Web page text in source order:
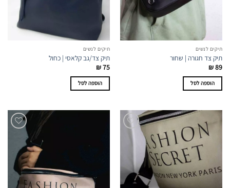
תיקים לנשים
תיק צד חגורה | שחור
₪89
הוספה לסל
תיקים לנשים
תיק צד/גב קלאסי | כחול
₪75
הוספה לסל